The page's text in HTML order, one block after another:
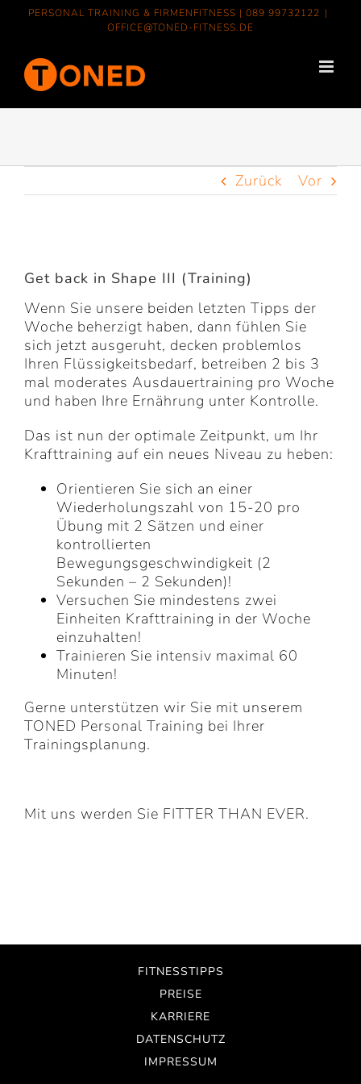
ZumPERSONAL TRAINING & FIRMENFITNESS | 089 99732122 |
OFFICE@TONED-FITNESS.DE
Zurück Vor
grösseres
Bild
Get back in Shape III (Training)
Wenn Sie unsere beiden letzten Tipps der
Woche beherzigt haben, dann fühlen Sie
sich jetzt ausgeruht, decken problemlos
Ihren Flüssigkeitsbedarf, betreiben 2 bis 3
mal moderates Ausdauertraining pro Woche
und haben Ihre Ernährung unter Kontrolle.
Das ist nun der optimale Zeitpunkt, um Ihr
Krafttraining auf ein neues Niveau zu heben:
Orientieren Sie sich an einer
Wiederholungszahl von 15-20 pro
Übung mit 2 Sätzen und einer
kontrollierten
Bewegungsgeschwindigkeit (2
Sekunden – 2 Sekunden)!
Versuchen Sie mindestens zwei
Einheiten Krafttraining in der Woche
einzuhalten!
Trainieren Sie intensiv maximal 60
Minuten!
Gerne unterstützen wir Sie mit unserem
TONED Personal Training bei Ihrer
Trainingsplanung.
Mit uns werden Sie FITTER THAN EVER.
FITNESSTIPPS
PREISE
KARRIERE
DATENSCHUTZ
IMPRESSUM